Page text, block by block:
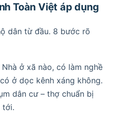
Toàn Việt áp dụng
dân từ đầu. 8 bước rõ
Nhà ở xã nào, có làm nghề
ở dọc kênh xáng không.
dân cư – thợ chuẩn bị
tới.